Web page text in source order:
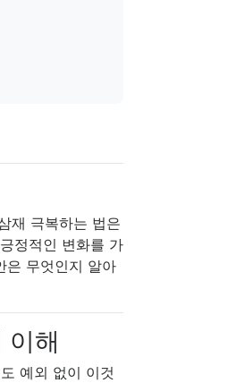
재 극복하는 법은
정적인 변화를 가
은 무엇인지 알아
이해
예외 없이 이것